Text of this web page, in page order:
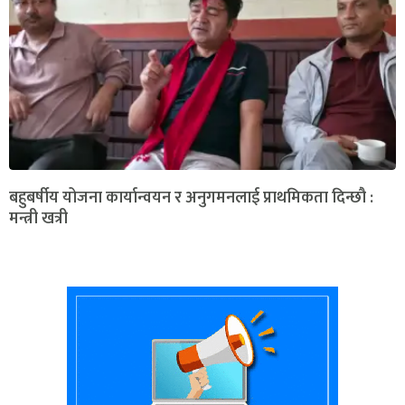
बहुबर्षीय योजना कार्यान्वयन र अनुगमनलाई प्राथमिकता दिन्छौ :
मन्त्री खत्री